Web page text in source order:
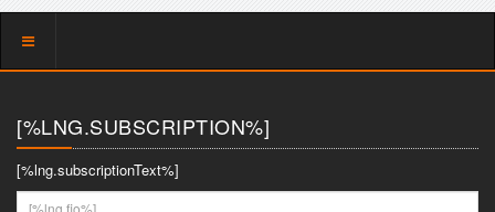
Показать
[%LNG.SUBSCRIPTION%]
[%lng.subscriptionText%]
[%lng.fio%]